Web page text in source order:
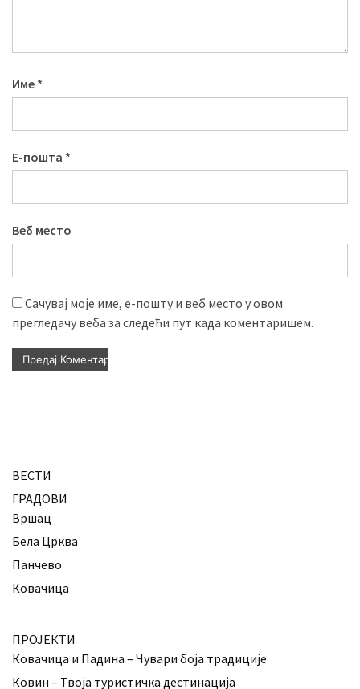
Име *
Е-пошта *
Веб место
Сачувај моје име, е-пошту и веб место у овом
прегледачу веба за следећи пут када коментаришем.
ВЕСТИ
ГРАДОВИ
Вршац
Бела Црква
Панчево
Ковачица
ПРОЈЕКТИ
Ковачица и Падина – Чувари боја традиције
Ковин – Твоја туристичка дестинација